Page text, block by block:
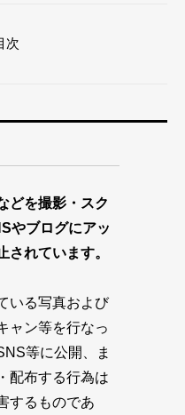
次
どを撮影・スク
やブログにアッ
されています。
いる写真および
ャン等を行なっ
等に公開、ま
配布する行為は
するものであ